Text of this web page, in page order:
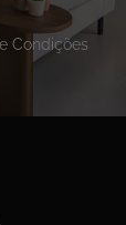
Condições